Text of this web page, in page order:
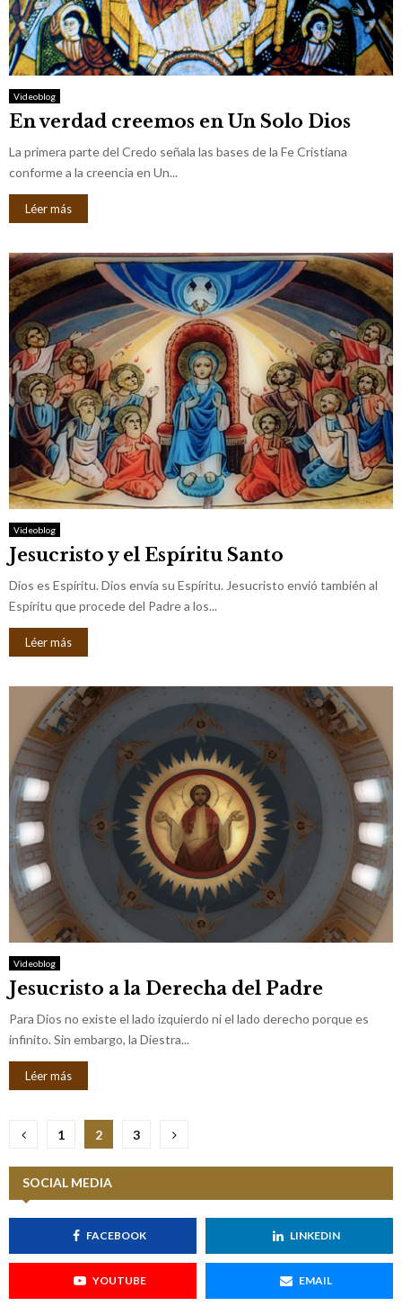
Videoblog
En verdad creemos en Un Solo Dios
La primera parte del Credo señala las bases de la Fe Cristiana
conforme a la creencia en Un...
Léer más
Videoblog
Jesucristo y el Espíritu Santo
Dios es Espíritu. Dios envía su Espíritu. Jesucristo envió también al
Espíritu que procede del Padre a los...
Léer más
Videoblog
Jesucristo a la Derecha del Padre
Para Dios no existe el lado izquierdo ni el lado derecho porque es
infinito. Sin embargo, la Diestra...
Léer más
N
a
v
g
a
1 2 3
SOCIAL MEDIA
FACEBOOK LINKEDIN
YOUTUBE EMAIL